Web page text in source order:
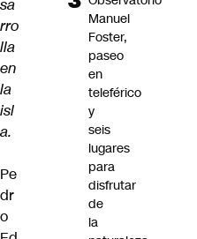
sa
rro
lla
en
la
isl
a.
Pe
dr
o
Manuel
Foster,
paseo
en
teleférico
y
seis
lugares
para
disfrutar
de
la